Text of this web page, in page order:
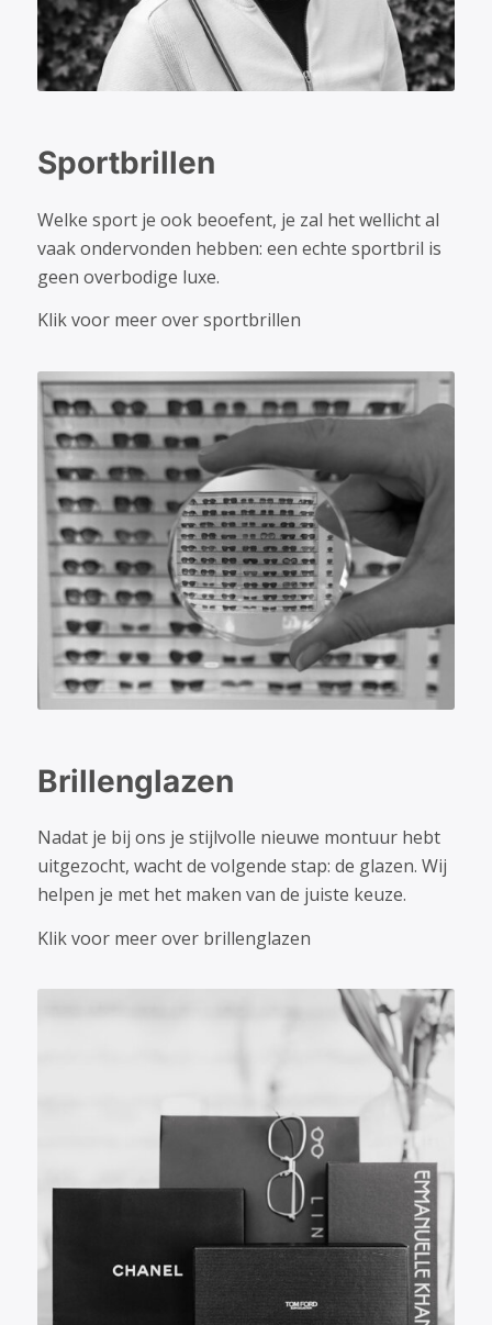
Sportbrillen
Welke sport je ook beoefent, je zal het wellicht al
vaak ondervonden hebben: een echte sportbril is
geen overbodige luxe.
Klik voor meer over sportbrillen
Brillenglazen
Nadat je bij ons je stijlvolle nieuwe montuur hebt
uitgezocht, wacht de volgende stap: de glazen. Wij
helpen je met het maken van de juiste keuze.
Klik voor meer over brillenglazen